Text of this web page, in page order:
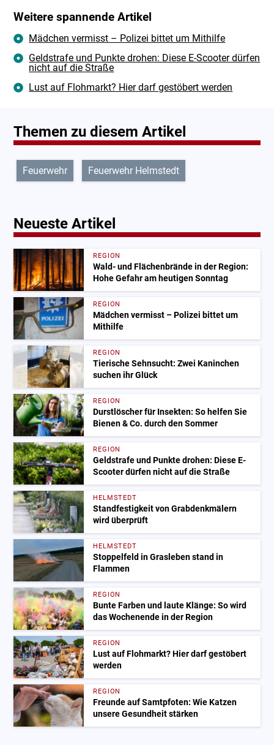
Weitere spannende Artikel
Mädchen vermisst – Polizei bittet um Mithilfe
Geldstrafe und Punkte drohen: Diese E-Scooter dürfen
nicht auf die Straße
Lust auf Flohmarkt? Hier darf gestöbert werden
Themen zu diesem Artikel
Feuerwehr Feuerwehr Helmstedt
Neueste Artikel
REGION
Wald- und Flächenbrände in der Region:
Hohe Gefahr am heutigen Sonntag
REGION
Mädchen vermisst – Polizei bittet um
Mithilfe
REGION
Tierische Sehnsucht: Zwei Kaninchen
suchen ihr Glück
REGION
Durstlöscher für Insekten: So helfen Sie
Bienen & Co. durch den Sommer
REGION
Geldstrafe und Punkte drohen: Diese E-
Scooter dürfen nicht auf die Straße
HELMSTEDT
Standfestigkeit von Grabdenkmälern
wird überprüft
HELMSTEDT
Stoppelfeld in Grasleben stand in
Flammen
REGION
Bunte Farben und laute Klänge: So wird
das Wochenende in der Region
REGION
Lust auf Flohmarkt? Hier darf gestöbert
werden
REGION
Freunde auf Samtpfoten: Wie Katzen
unsere Gesundheit stärken